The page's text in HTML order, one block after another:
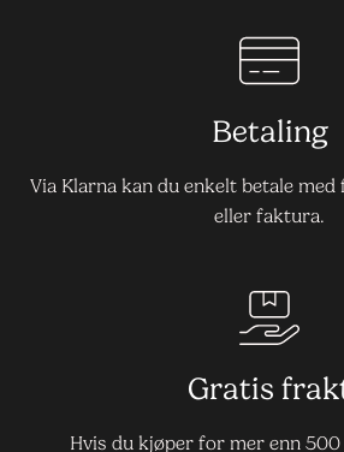
Betaling
Via Klarna kan du enkelt betale
eller faktura.
Gratis
Hvis du kjøper for mer enn 500